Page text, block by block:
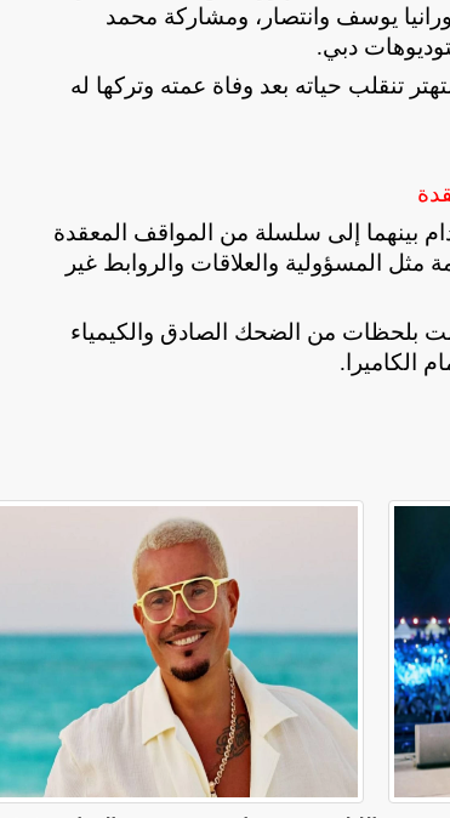
يوسف وانتصار، ومشاركة محمد
دبي.
تنقلب حياته بعد وفاة عمته وتركها له
بينهما إلى سلسلة من المواقف المعقدة
المسؤولية والعلاقات والروابط غير
بلحظات من الضحك الصادق والكيمياء
.